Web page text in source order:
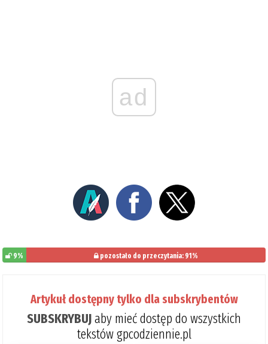
ad
9% pozostało do przeczytania: 91%
Artykuł dostępny tylko dla subskrybentów
SUBSKRYBUJaby mieć dostęp do wszystkich
tekstów gpcodziennie.pl